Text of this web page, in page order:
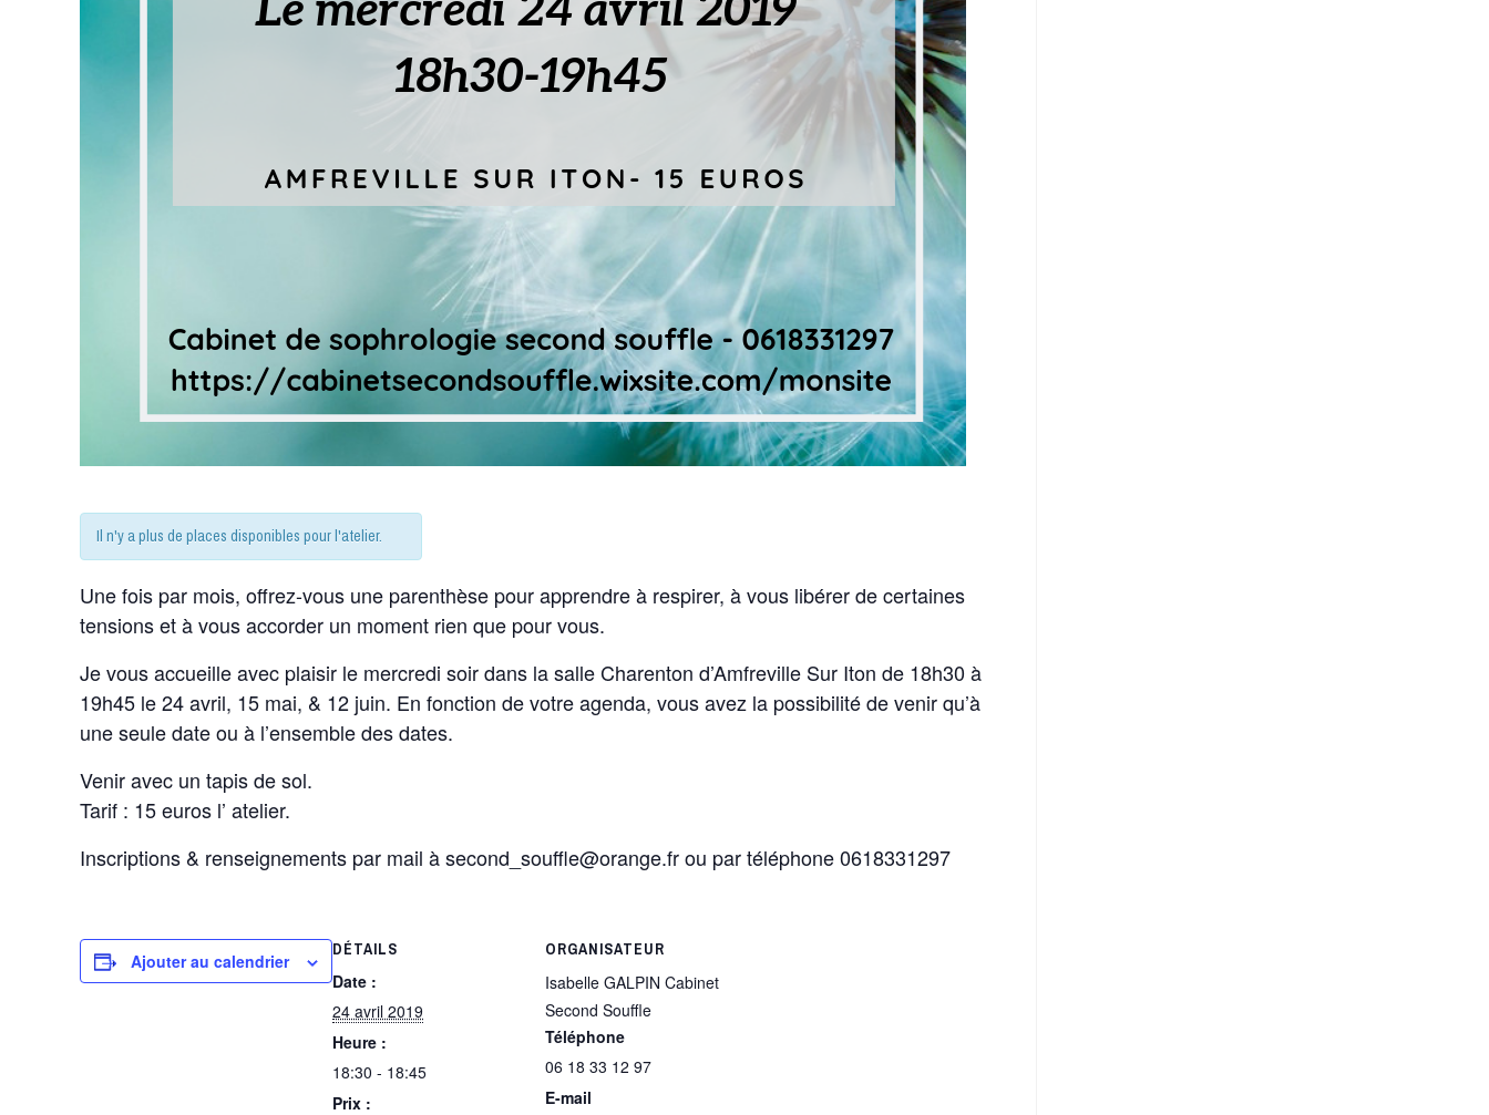
Il n'y a plus de places disponibles pour l'atelier.
Une fois par mois, offrez-vous une parenthèse pour apprendre à respirer, à vous libérer de certaines
tensions et à vous accorder un moment rien que pour vous.
Je vous accueille avec plaisir le mercredi soir dans la salle Charenton d’Amfreville Sur Iton de 18h30 à
19h45 le 24 avril, 15 mai, & 12 juin. En fonction de votre agenda, vous avez la possibilité de venir qu’à
une seule date ou à l’ensemble des dates.
Venir avec un tapis de sol.
Tarif : 15 euros l’ atelier.
Inscriptions & renseignements par mail à second_souffle@orange.fr ou par téléphone 0618331297
Ajouter au calendrier
DÉTAILS
Date :
24 avril 2019
Heure :
18:30 - 18:45
Prix :
ORGANISATEUR
Isabelle GALPIN Cabinet
Second Souffle
Téléphone
06 18 33 12 97
E-mail